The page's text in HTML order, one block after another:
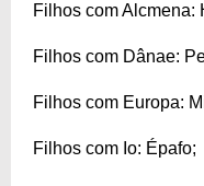
Filhos com Alcmena:
Filhos com Dânae:
Filhos com Europa:
Filhos com Io: Épafo;